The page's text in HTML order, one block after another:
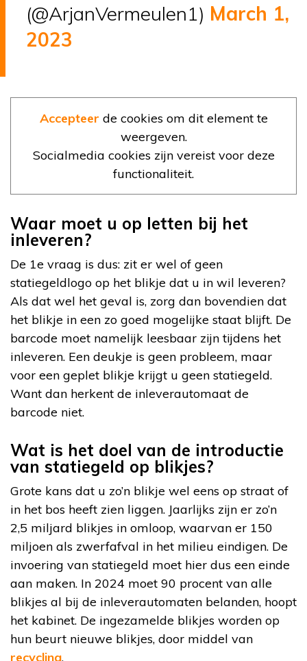
(@ArjanVermeulen1) March 1,
2023
Accepteer de cookies om dit element te
weergeven.
Socialmedia cookies zijn vereist voor deze
functionaliteit.
Waar moet u op letten bij het
inleveren?
De 1e vraag is dus: zit er wel of geen
statiegeldlogo op het blikje dat u in wil leveren?
Als dat wel het geval is, zorg dan bovendien dat
het blikje in een zo goed mogelijke staat blijft. De
barcode moet namelijk leesbaar zijn tijdens het
inleveren. Een deukje is geen probleem, maar
voor een geplet blikje krijgt u geen statiegeld.
Want dan herkent de inleverautomaat de
barcode niet.
Wat is het doel van de introductie
van statiegeld op blikjes?
Grote kans dat u zo’n blikje wel eens op straat of
in het bos heeft zien liggen. Jaarlijks zijn er zo’n
2,5 miljard blikjes in omloop, waarvan er 150
miljoen als zwerfafval in het milieu eindigen. De
invoering van statiegeld moet hier dus een einde
aan maken. In 2024 moet 90 procent van alle
blikjes al bij de inleverautomaten belanden, hoopt
het kabinet. De ingezamelde blikjes worden op
hun beurt nieuwe blikjes, door middel van
recycling.